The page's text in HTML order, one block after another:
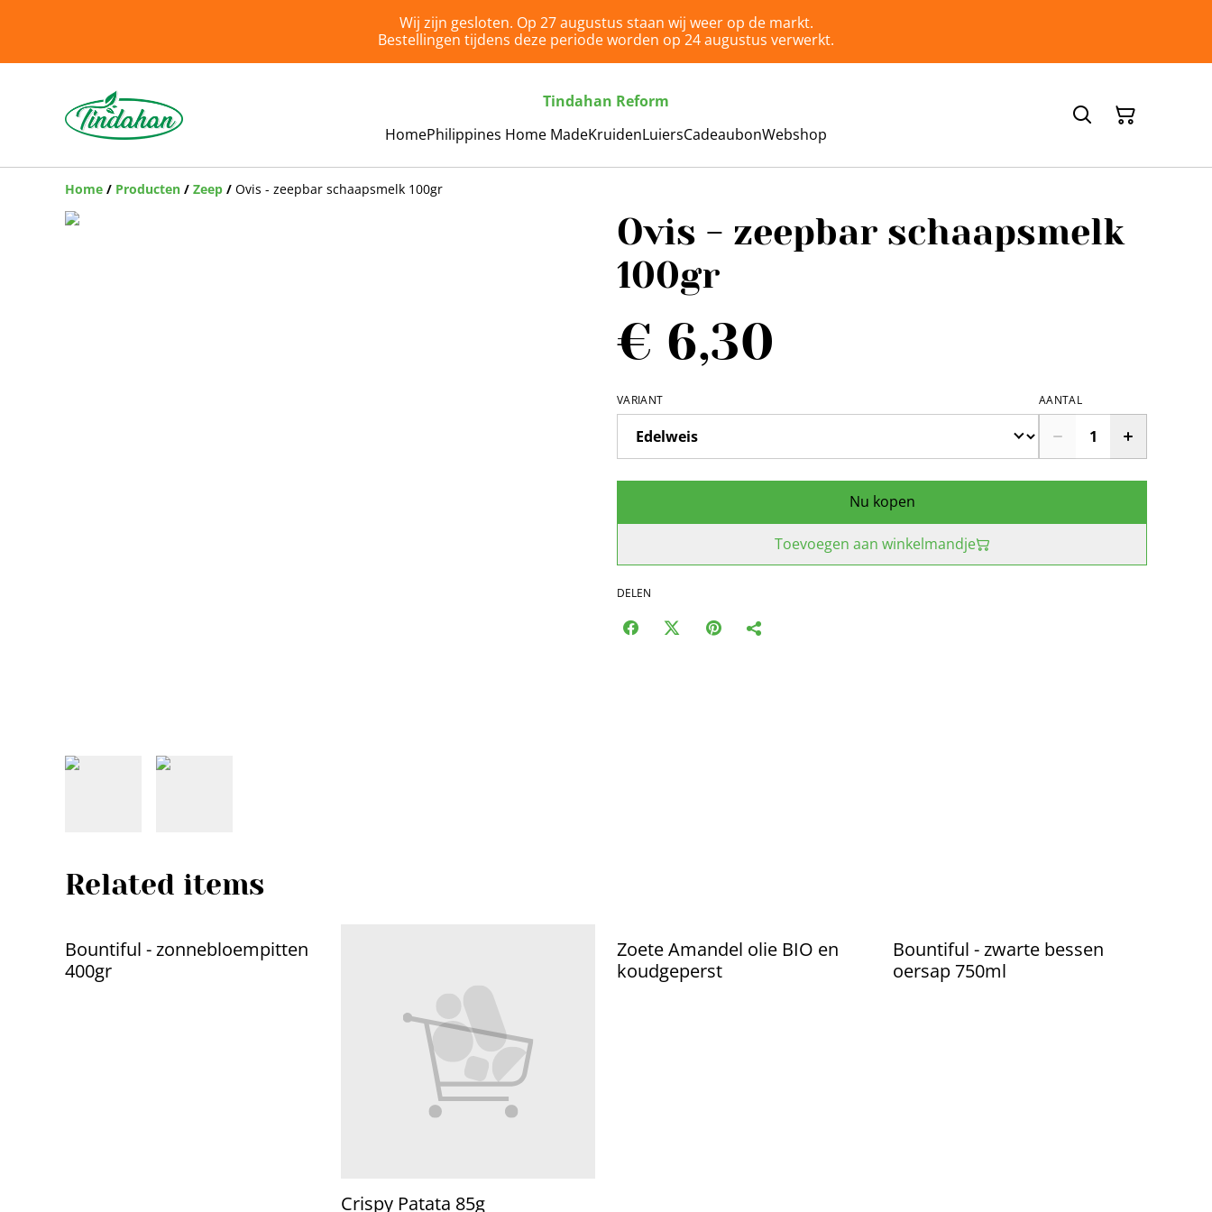
Wij zijn gesloten. Op 27 augustus staan wij weer op de markt.
Bestellingen tijdens deze periode worden op 24 augustus verwerkt.
Tindahan Reform
HomePhilippines Home MadeKruidenLuiersCadeaubonWebshop
Home / Producten / Zeep / Ovis - zeepbar schaapsmelk 100gr
Ovis - zeepbar schaapsmelk
100gr
€ 6,30
VARIANT AANTAL
Nu kopen
Toevoegen aan winkelmandje
DELEN
Related items
Bountiful - zonnebloempitten
400gr
Crispy Patata 85g
Zoete Amandel olie BIO en
koudgeperst
Bountiful - zwarte bessen
oersap 750ml